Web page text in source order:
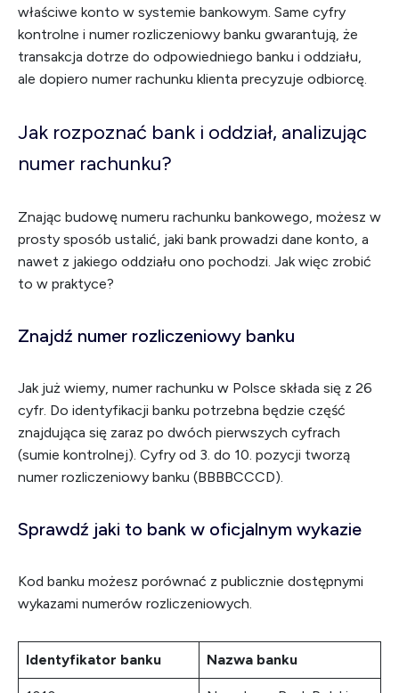
właściwe konto w systemie bankowym. Same cyfry
kontrolne i numer rozliczeniowy banku gwarantują, że
transakcja dotrze do odpowiedniego banku i oddziału,
ale dopiero numer rachunku klienta precyzuje odbiorcę.
Jak rozpoznać bank i oddział, analizując
numer rachunku?
Znając budowę numeru rachunku bankowego, możesz w
prosty sposób ustalić, jaki bank prowadzi dane konto, a
nawet z jakiego oddziału ono pochodzi. Jak więc zrobić
to w praktyce?
Znajdź numer rozliczeniowy banku
Jak już wiemy, numer rachunku w Polsce składa się z 26
cyfr. Do identyfikacji banku potrzebna będzie część
znajdująca się zaraz po dwóch pierwszych cyfrach
(sumie kontrolnej). Cyfry od 3. do 10. pozycji tworzą
numer rozliczeniowy banku (BBBBCCCD).
Sprawdź jaki to bank w oficjalnym wykazie
Kod banku możesz porównać z publicznie dostępnymi
wykazami numerów rozliczeniowych.
Identyfikator banku Nazwa banku